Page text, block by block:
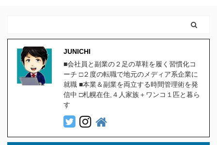
JUNICHI
■会社員と副業の２足の草鞋を履く習慣化コ
ーチ □２度の転職で地元のメディア系企業に
就職 ■本業＆副業を両立する時間管理術を発
信中 □札幌在住,４人家族＋ワンコ１匹と暮ら
す